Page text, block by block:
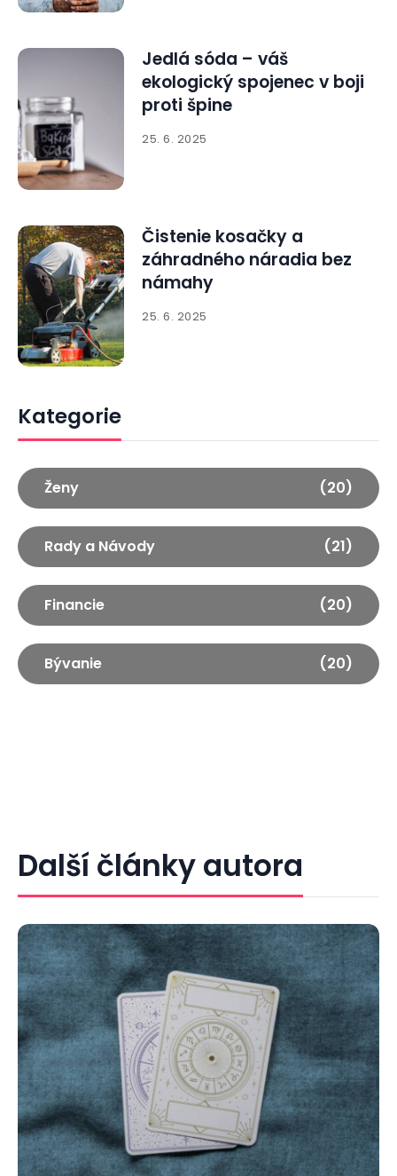
Jedlá sóda – váš
ekologický spojenec v boji
proti špine
25. 6. 2025
Čistenie kosačky a
záhradného náradia bez
námahy
25. 6. 2025
Kategorie
Ženy (20)
Rady a Návody (21)
Financie (20)
Bývanie (20)
Další články autora